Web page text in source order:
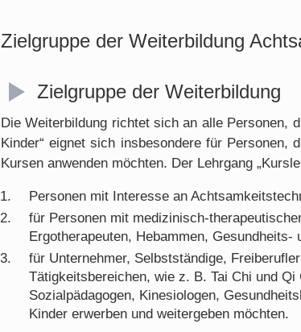
Zielgruppe der Weiterbildung
Zielgruppe der Weiterbildung
Die Weiterbildung richtet sich an alle Personen,
Kinder“ eignet sich insbesondere für Personen,
Kursen anwenden möchten. Der Lehrgang
Personen mit Interesse an
für Personen mit medizinisch-
Ergotherapeuten, Hebammen, Gesundheits-
für Unternehmer, Selbstständige,
Tätigkeitsbereichen, wie z. B. Tai Chi und
Sozialpädagogen, Kinesiologen,
Kinder erwerben und weitergeben möchten.